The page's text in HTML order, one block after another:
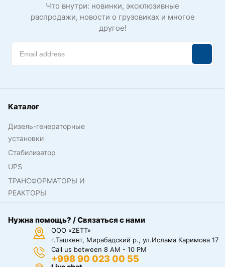
Что внутри: новинки, эксклюзивные
распродажи, новости о грузовиках и многое
другое!
Каталог
Дизель-генераторные
установки
Стабилизатор
UPS
ТРАНСФОРМАТОРЫ И
РЕАКТОРЫ
Нужна помощь? / Связаться с нами
ООО «ZETT»
г.Ташкент, Мирабадский р., ул.Ислама Каримова 17
Call us between 8 AM - 10 PM
+998 90 023 00 55